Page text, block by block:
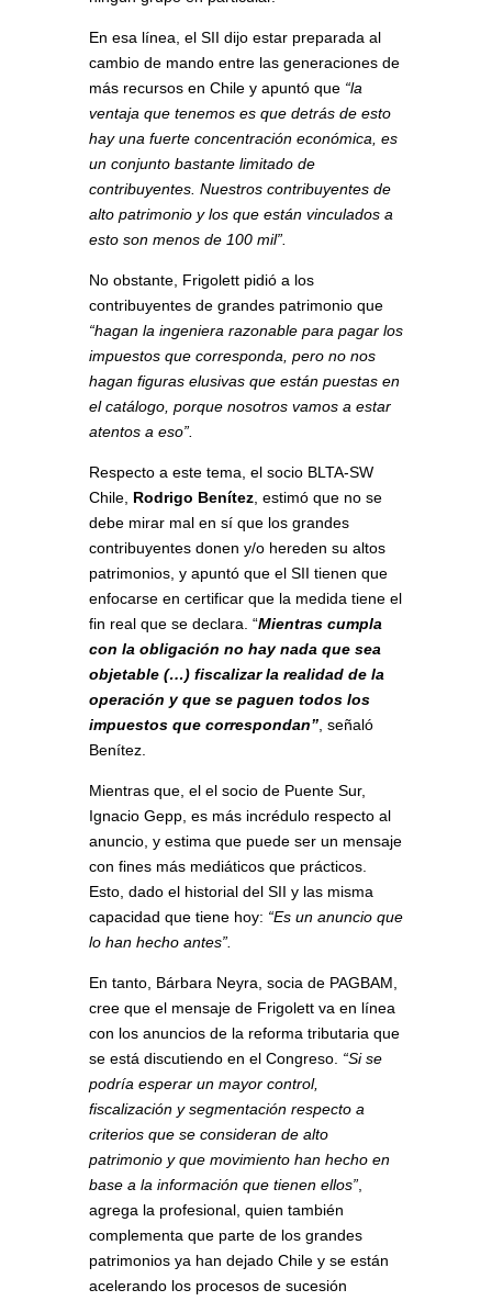
En esa línea, el SII dijo estar preparada al
cambio de mando entre las generaciones de
más recursos en Chile y apuntó que “la
ventaja que tenemos es que detrás de esto
hay una fuerte concentración económica, es
un conjunto bastante limitado de
contribuyentes. Nuestros contribuyentes de
alto patrimonio y los que están vinculados a
esto son menos de 100 mil”.
No obstante, Frigolett pidió a los
contribuyentes de grandes patrimonio que
“hagan la ingeniera razonable para pagar los
impuestos que corresponda, pero no nos
hagan figuras elusivas que están puestas en
el catálogo, porque nosotros vamos a estar
atentos a eso”.
Respecto a este tema, el socio BLTA-SW
Chile, Rodrigo Benítez, estimó que no se
debe mirar mal en sí que los grandes
contribuyentes donen y/o hereden su altos
patrimonios, y apuntó que el SII tienen que
enfocarse en certificar que la medida tiene el
fin real que se declara. “Mientras cumpla
con la obligación no hay nada que sea
objetable (…) fiscalizar la realidad de la
operación y que se paguen todos los
impuestos que correspondan”, señaló
Benítez.
Mientras que, el el socio de Puente Sur,
Ignacio Gepp, es más incrédulo respecto al
anuncio, y estima que puede ser un mensaje
con fines más mediáticos que prácticos.
Esto, dado el historial del SII y las misma
capacidad que tiene hoy: “Es un anuncio que
lo han hecho antes”.
En tanto, Bárbara Neyra, socia de PAGBAM,
cree que el mensaje de Frigolett va en línea
con los anuncios de la reforma tributaria que
se está discutiendo en el Congreso. “Si se
podría esperar un mayor control,
fiscalización y segmentación respecto a
criterios que se consideran de alto
patrimonio y que movimiento han hecho en
base a la información que tienen ellos”,
agrega la profesional, quien también
complementa que parte de los grandes
patrimonios ya han dejado Chile y se están
acelerando los procesos de sucesión